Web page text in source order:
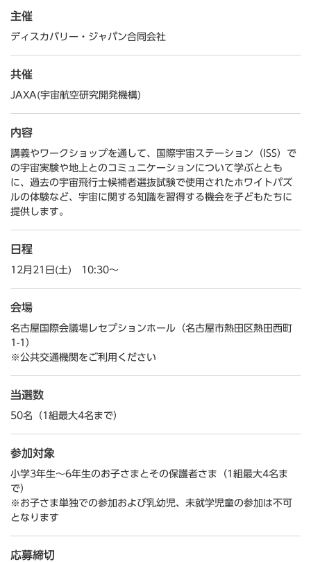
主催
ディスカバリー・ジャパン合同会社
共催
JAXA(宇宙航空研究開発機構)
内容
講義やワークショップを通して、国際宇宙ステーション（ISS）で
の宇宙実験や地上とのコミュニケーションについて学ぶととも
に、過去の宇宙飛行士候補者選抜試験で使用されたホワイトパズ
ルの体験など、宇宙に関する知識を習得する機会を子どもたちに
提供します。
日程
12月21日(土) 10:30～
会場
名古屋国際会議場レセプションホール（名古屋市熱田区熱田西町
1-1）
※公共交通機関をご利用ください
当選数
50名（1組最大4名まで）
参加対象
小学3年生～6年生のお子さまとその保護者さま（1組最大4名ま
で）
※お子さま単独での参加および乳幼児、未就学児童の参加は不可
となります
応募締切